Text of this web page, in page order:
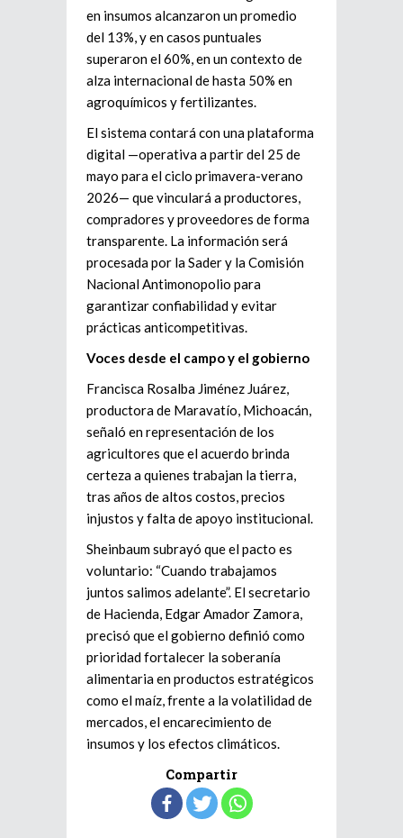
en insumos alcanzaron un promedio
del 13%, y en casos puntuales
superaron el 60%, en un contexto de
alza internacional de hasta 50% en
agroquímicos y fertilizantes.
El sistema contará con una plataforma
digital —operativa a partir del 25 de
mayo para el ciclo primavera-verano
2026— que vinculará a productores,
compradores y proveedores de forma
transparente. La información será
procesada por la Sader y la Comisión
Nacional Antimonopolio para
garantizar confiabilidad y evitar
prácticas anticompetitivas.
Voces desde el campo y el gobierno
Francisca Rosalba Jiménez Juárez,
productora de Maravatío, Michoacán,
señaló en representación de los
agricultores que el acuerdo brinda
certeza a quienes trabajan la tierra,
tras años de altos costos, precios
injustos y falta de apoyo institucional.
Sheinbaum subrayó que el pacto es
voluntario: “Cuando trabajamos
juntos salimos adelante”. El secretario
de Hacienda, Edgar Amador Zamora,
precisó que el gobierno definió como
prioridad fortalecer la soberanía
alimentaria en productos estratégicos
como el maíz, frente a la volatilidad de
mercados, el encarecimiento de
insumos y los efectos climáticos.
Compartir